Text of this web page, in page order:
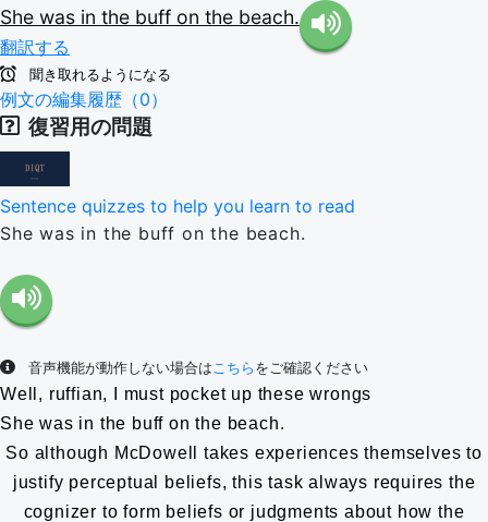
She was in the buff on the beach.
翻訳する
聞き取れるようになる
例文の編集履歴（0）
復習用の問題
Sentence quizzes to help you learn to read
She was in the buff on the beach.
音声機能が動作しない場合はこちら をご確認ください
Well, ruffian, I must pocket up these wrongs
She was in the buff on the beach.
So although McDowell takes experiences themselves to
justify perceptual beliefs, this task always requires the
cognizer to form beliefs or judgments about how the